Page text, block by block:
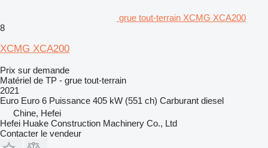
grue tout-terrain XCMG XCA200
8
XCMG XCA200
Prix sur demande
Matériel de TP - grue tout-terrain
2021
Euro Euro 6 Puissance 405 kW (551 ch) Carburant diesel
Chine, Hefei
Hefei Huake Construction Machinery Co., Ltd
Contacter le vendeur